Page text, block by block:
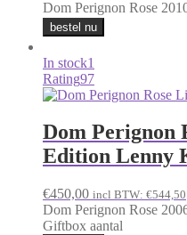
Dom Perignon Rose
bestel nu
In stock1
Rating97
Dom Perignon
Edition Lenny
€450,00 incl BTW: €544,50
Dom Perignon Rose
Giftbox aantal